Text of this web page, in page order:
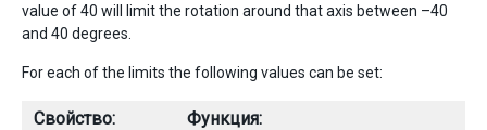
value of 40 will limit the rotation around that axis between –40
and 40 degrees.
For each of the limits the following values can be set:
Свойство: Функция: